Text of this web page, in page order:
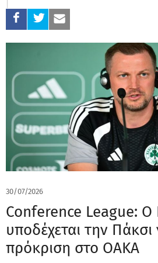
30/07/2026
Conference League: Ο
υποδέχεται την Πάκσι
πρόκριση στο ΟΑΚΑ